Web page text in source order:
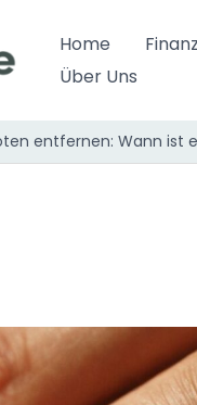
Home
Über Uns
entfernen: Wann ist